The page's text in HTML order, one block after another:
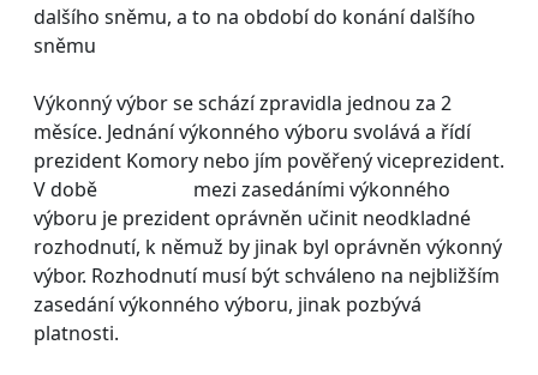
dalšího sněmu, a to na období do konání dalšího
sněmu
Výkonný výbor se schází zpravidla jednou za 2
měsíce. Jednání výkonného výboru svolává a řídí
prezident Komory nebo jím pověřený viceprezident.
V době mezi zasedáními výkonného
výboru je prezident oprávněn učinit neodkladné
rozhodnutí, k němuž by jinak byl oprávněn výkonný
výbor. Rozhodnutí musí být schváleno na nejbližším
zasedání výkonného výboru, jinak pozbývá
platnosti.